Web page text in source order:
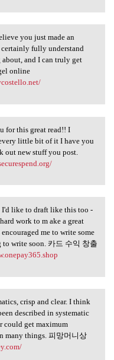
believe
you just made an
fully understand
and I can truly get
online
you for
for this great read!! I
little bit of it I have you
out new stuff you post.
I'd like
I'd like to draft like this too -
work to m ake a great
me to write some
to write soon. 카드 수익 창출
crisp and clear. I think
described in systematic
could get maximum
many things. 피망머니상